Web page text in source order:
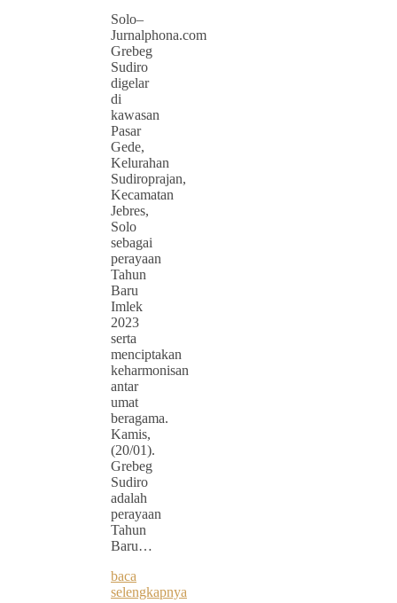
Solo–
Jurnalphona.com
Grebeg
Sudiro
digelar
di
kawasan
Pasar
Gede,
Kelurahan
Sudiroprajan,
Kecamatan
Jebres,
Solo
sebagai
perayaan
Tahun
Baru
Imlek
2023
serta
menciptakan
keharmonisan
antar
umat
beragama.
Kamis,
(20/01).
Grebeg
Sudiro
adalah
perayaan
Tahun
Baru…
baca
selengkapnya